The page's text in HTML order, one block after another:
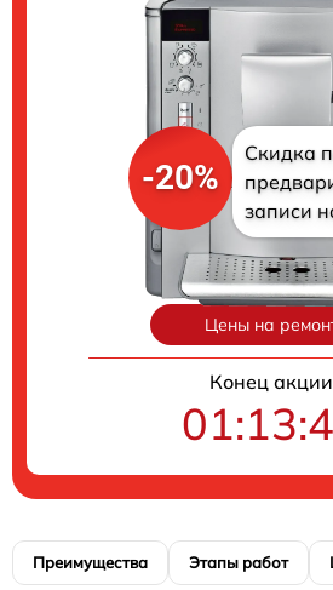
-20%
Скидка
записи
Цены на
Конец акции
Преимущества Этапы работ